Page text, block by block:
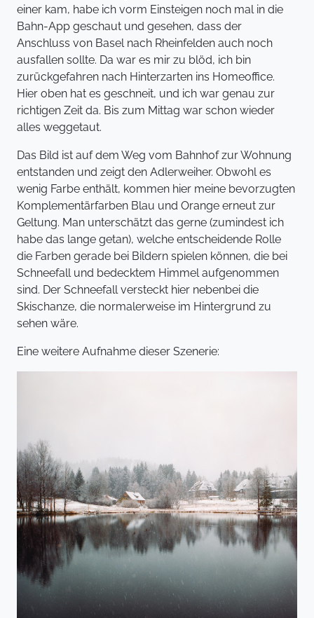
einer kam, habe ich vorm Einsteigen noch mal in die
Bahn-App geschaut und gesehen, dass der
Anschluss von Basel nach Rheinfelden auch noch
ausfallen sollte. Da war es mir zu blöd, ich bin
zurückgefahren nach Hinterzarten ins Homeoffice.
Hier oben hat es geschneit, und ich war genau zur
richtigen Zeit da. Bis zum Mittag war schon wieder
alles weggetaut.
Das Bild ist auf dem Weg vom Bahnhof zur Wohnung
entstanden und zeigt den Adlerweiher. Obwohl es
wenig Farbe enthält, kommen hier meine bevorzugten
Komplementärfarben Blau und Orange erneut zur
Geltung. Man unterschätzt das gerne (zumindest ich
habe das lange getan), welche entscheidende Rolle
die Farben gerade bei Bildern spielen können, die bei
Schneefall und bedecktem Himmel aufgenommen
sind. Der Schneefall versteckt hier nebenbei die
Skischanze, die normalerweise im Hintergrund zu
sehen wäre.
Eine weitere Aufnahme dieser Szenerie: